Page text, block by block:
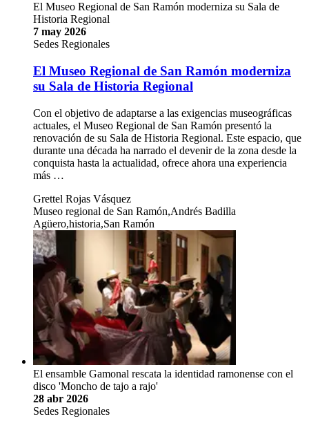
El Museo Regional de San Ramón moderniza su Sala de
Historia Regional
7 may 2026
Sedes Regionales
El Museo Regional de San Ramón moderniza
su Sala de Historia Regional
Con el objetivo de adaptarse a las exigencias museográficas
actuales, el Museo Regional de San Ramón presentó la
renovación de su Sala de Historia Regional. Este espacio, que
durante una década ha narrado el devenir de la zona desde la
conquista hasta la actualidad, ofrece ahora una experiencia
más …
Grettel Rojas Vásquez
Museo regional de San Ramón,Andrés Badilla
Agüero,historia,San Ramón
El ensamble Gamonal rescata la identidad ramonense con el
disco 'Moncho de tajo a rajo'
28 abr 2026
Sedes Regionales